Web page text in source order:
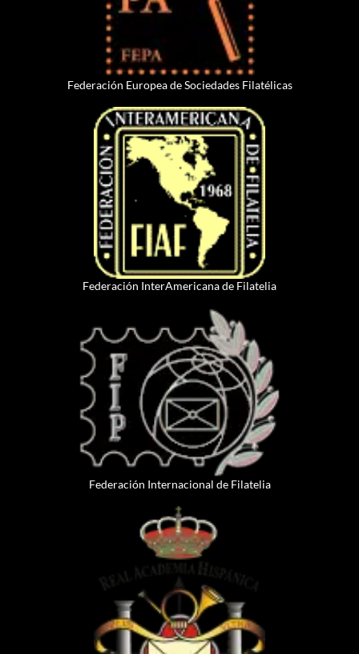
Federación Europea de Sociedades Filatélicas
Federación InterAmericana de Filatelia
Federación Internacional de Filatelia